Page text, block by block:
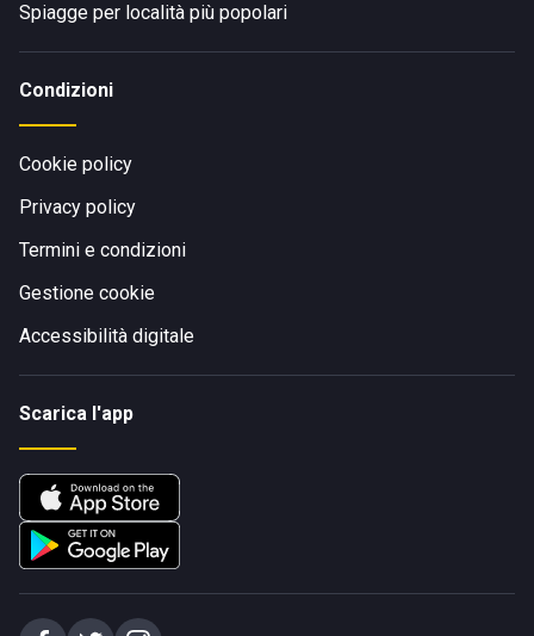
Spiagge per località più popolari
Condizioni
Cookie policy
Privacy policy
Termini e condizioni
Gestione cookie
Accessibilità digitale
Scarica l'app